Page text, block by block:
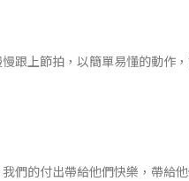
跟上節拍，以簡單易懂的動作
們的付出帶給他們快樂，帶給